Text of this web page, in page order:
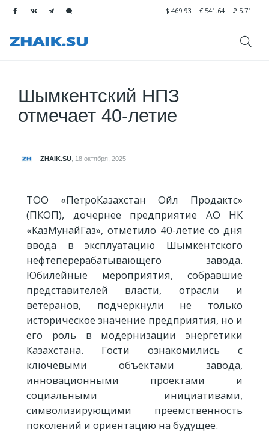
$ 469.93 € 541.64 ₽ 5.71
Шымкентский НПЗ
отмечает 40-летие
ZHAIK.SU 18 октября, 2025
ТОО «ПетроКазахстан Ойл Продактс»
(ПКОП), дочернее предприятие АО НК
«КазМунайГаз», отметило 40-летие со дня
ввода в эксплуатацию Шымкентского
нефтеперерабатывающего завода.
Юбилейные мероприятия, собравшие
представителей власти, отрасли и
ветеранов, подчеркнули не только
историческое значение предприятия, но и
его роль в модернизации энергетики
Казахстана. Гости ознакомились с
ключевыми объектами завода,
инновационными проектами и
социальными инициативами,
символизирующими преемственность
поколений и ориентацию на будущее.